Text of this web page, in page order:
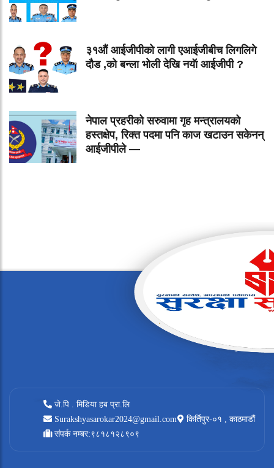
३१औं आईजीपीको लागी एआईजीबीच लिगलिगे
दौड ,को बन्ला भोली देखि नयॅा आईजीपी ?
नेपाल प्रहरीको सरुवामा गृह मन्त्रालयको
हस्तक्षेप, रिक्त पदमा पनि काज खटाउन सकेनन्
आईजीपीले —
जे.पि . मिडिया हब प्रा.लि
Surakshyasarokar2024@gmail.com
किर्तिपुर-०१ , काठमाडौं
संपर्क नम्बर:९८१८१२८९०९